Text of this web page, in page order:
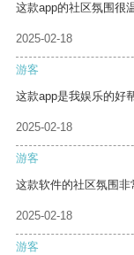
这款app的社区氛围很
2025-02-18
游客
这款app是我娱乐的好
2025-02-18
游客
这款软件的社区氛围非
2025-02-18
游客